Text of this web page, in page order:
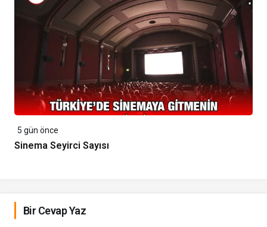
5 gün önce
Sinema Seyirci Sayısı
Bir Cevap Yaz